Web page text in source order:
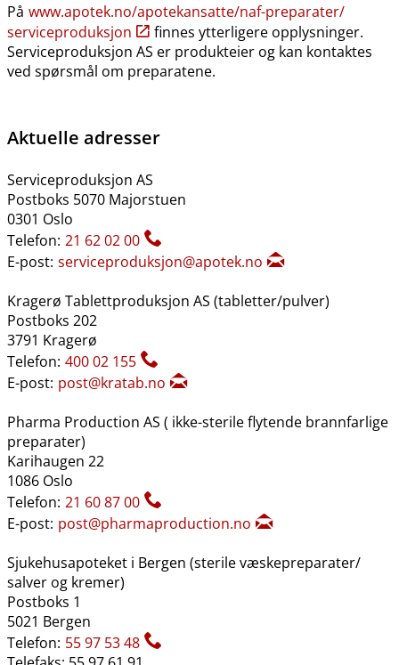
På www.apotek.no​/​apotekansatte​/​naf-preparater​/​
serviceproduksjon
finnes ytterligere opplysninger.
Serviceproduksjon AS er produkteier og kan kontaktes
ved spørsmål om preparatene.
Aktuelle adresser
Serviceproduksjon AS
Postboks 5070 Majorstuen
0301 Oslo
Telefon: 21 62 02 00
E-post: serviceproduksjon@apotek.no
Kragerø Tablettproduksjon AS (tabletter​/​pulver)
Postboks 202
3791 Kragerø
Telefon: 400 02 155
E-post: post@kratab.no
Pharma Production AS ( ikke-sterile flytende brannfarlige
preparater)
Karihaugen 22
1086 Oslo
Telefon: 21 60 87 00
E-post: post@pharmaproduction.no
Sjukehusapoteket i Bergen (sterile væskepreparater​/​
salver og kremer)
Postboks 1
5021 Bergen
Telefon: 55 97 53 48